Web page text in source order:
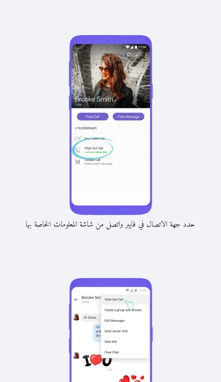
حدد جهة الاتصال في فايبر واتصل من شاشة المعلومات الخاصة بها